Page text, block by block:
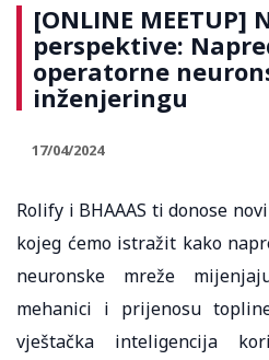
[ONLINE
perspektive:
operatorne
inženjeringu
17/04/2024
Rolify i BHAAAS ti donose
kojeg ćemo istražit kako
neuronske mreže
mehanici i prijenosu
vještačka inteligencija